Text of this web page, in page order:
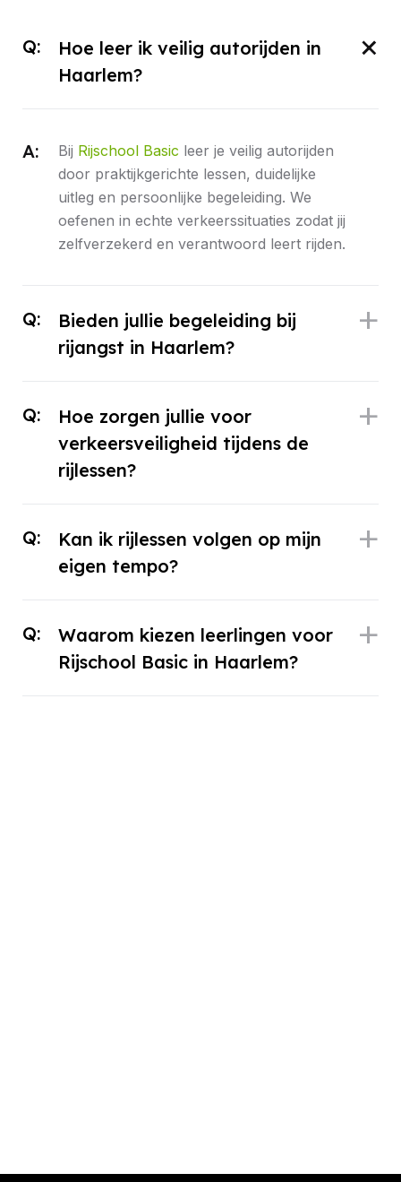
Q:
Hoe leer ik veilig autorijden in
Haarlem?
A: Bij Rijschool Basic leer je veilig autorijden
door praktijkgerichte lessen, duidelijke
uitleg en persoonlijke begeleiding. We
oefenen in echte verkeerssituaties zodat jij
zelfverzekerd en verantwoord leert rijden.
Q:
Bieden jullie begeleiding bij
rijangst in Haarlem?
Q:
Hoe zorgen jullie voor
verkeersveiligheid tijdens de
rijlessen?
Q:
Kan ik rijlessen volgen op mijn
eigen tempo?
Q:
Waarom kiezen leerlingen voor
Rijschool Basic in Haarlem?